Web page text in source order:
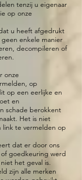
tenzij u eigenaar
op onze
u heeft afgedrukt
enkele manier
decompileren of
onze
op
op een eerlijke en
en
schade berokkent
Het is niet
link te vermelden op
dat er door ons
goedkeuring werd
het geval is.
zijn alle merken